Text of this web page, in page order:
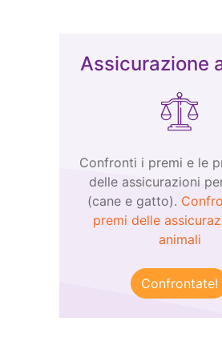
Assicurazione
Confronti i premi e le
delle assicurazioni
(cane e gatto).
premi delle
animali
Confrontate!